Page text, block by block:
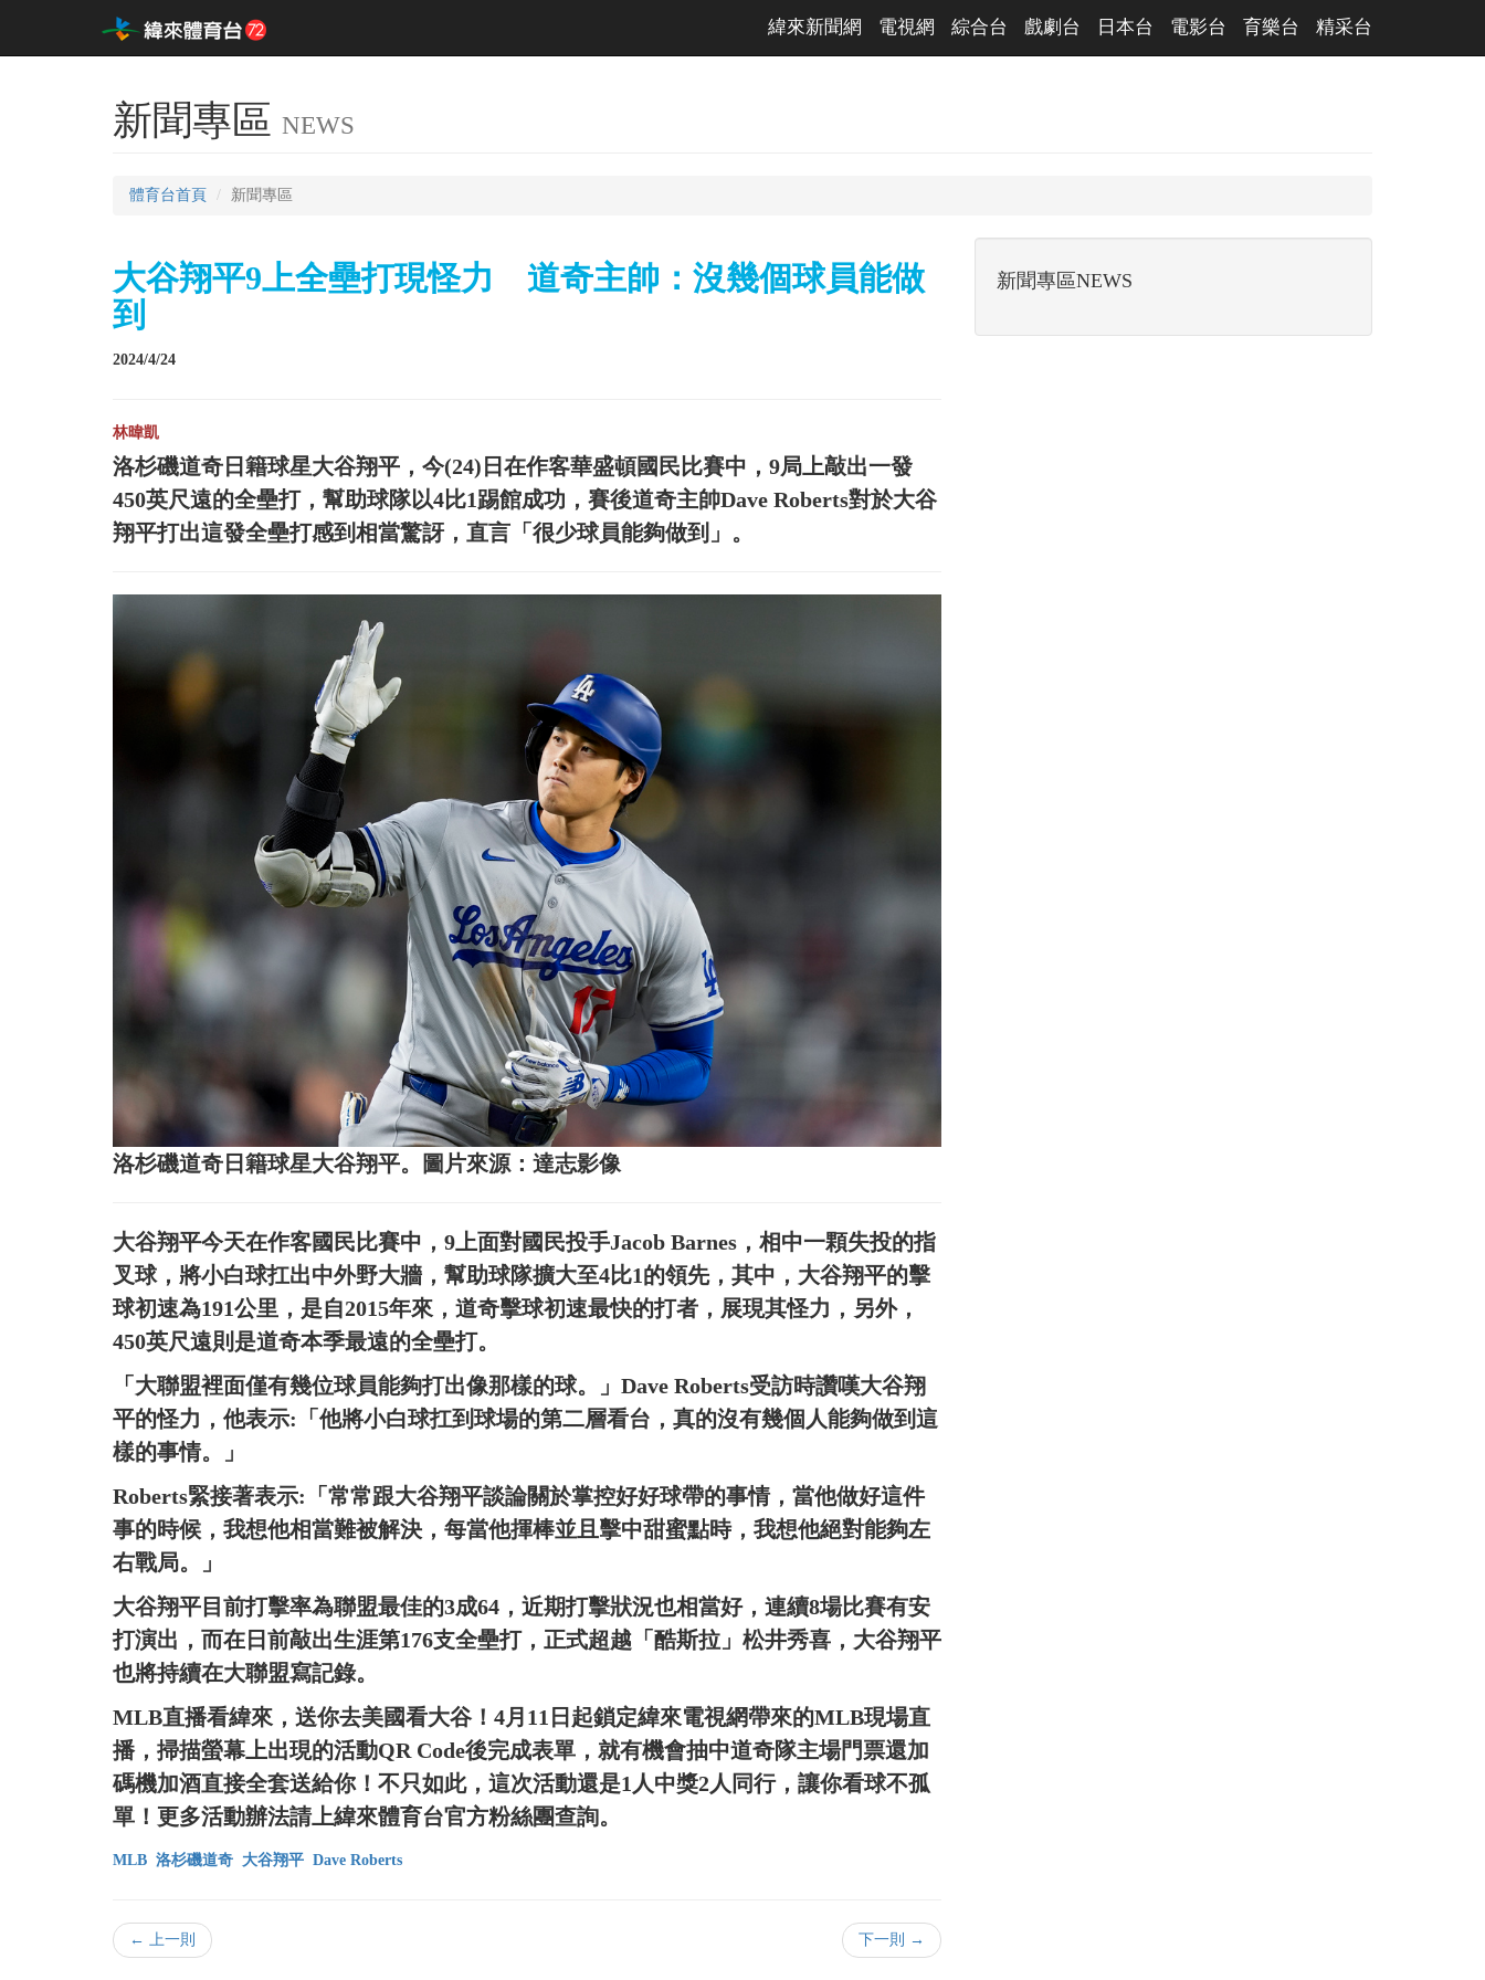
緯來新聞網 電視網 綜合台 戲劇台 日本台 電影台 育樂台 精采台
新聞專區 NEWS
體育台首頁 新聞專區
大谷翔平9上全壘打現怪力 道奇主帥：沒幾個球員能做
到
2024/4/24
林暐凱
洛杉磯道奇日籍球星大谷翔平，今(24)日在作客華盛頓國民比賽中，9局上敲出一發
450英尺遠的全壘打，幫助球隊以4比1踢館成功，賽後道奇主帥Dave Roberts對於大谷
翔平打出這發全壘打感到相當驚訝，直言「很少球員能夠做到」。
洛杉磯道奇日籍球星大谷翔平。圖片來源：達志影像
大谷翔平今天在作客國民比賽中，9上面對國民投手Jacob Barnes，相中一顆失投的指
叉球，將小白球扛出中外野大牆，幫助球隊擴大至4比1的領先，其中，大谷翔平的擊
球初速為191公里，是自2015年來，道奇擊球初速最快的打者，展現其怪力，另外，
450英尺遠則是道奇本季最遠的全壘打。
「大聯盟裡面僅有幾位球員能夠打出像那樣的球。」Dave Roberts受訪時讚嘆大谷翔
平的怪力，他表示:「他將小白球扛到球場的第二層看台，真的沒有幾個人能夠做到這
樣的事情。」
Roberts緊接著表示:「常常跟大谷翔平談論關於掌控好好球帶的事情，當他做好這件
事的時候，我想他相當難被解決，每當他揮棒並且擊中甜蜜點時，我想他絕對能夠左
右戰局。」
大谷翔平目前打擊率為聯盟最佳的3成64，近期打擊狀況也相當好，連續8場比賽有安
打演出，而在日前敲出生涯第176支全壘打，正式超越「酷斯拉」松井秀喜，大谷翔平
也將持續在大聯盟寫記錄。
MLB直播看緯來，送你去美國看大谷！4月11日起鎖定緯來電視網帶來的MLB現場直
播，掃描螢幕上出現的活動QR Code後完成表單，就有機會抽中道奇隊主場門票還加
碼機加酒直接全套送給你！不只如此，這次活動還是1人中獎2人同行，讓你看球不孤
單！更多活動辦法請上緯來體育台官方粉絲團查詢。
MLB 洛杉磯道奇 大谷翔平 Dave Roberts
← 上一則 下一則 →
新聞專區NEWS